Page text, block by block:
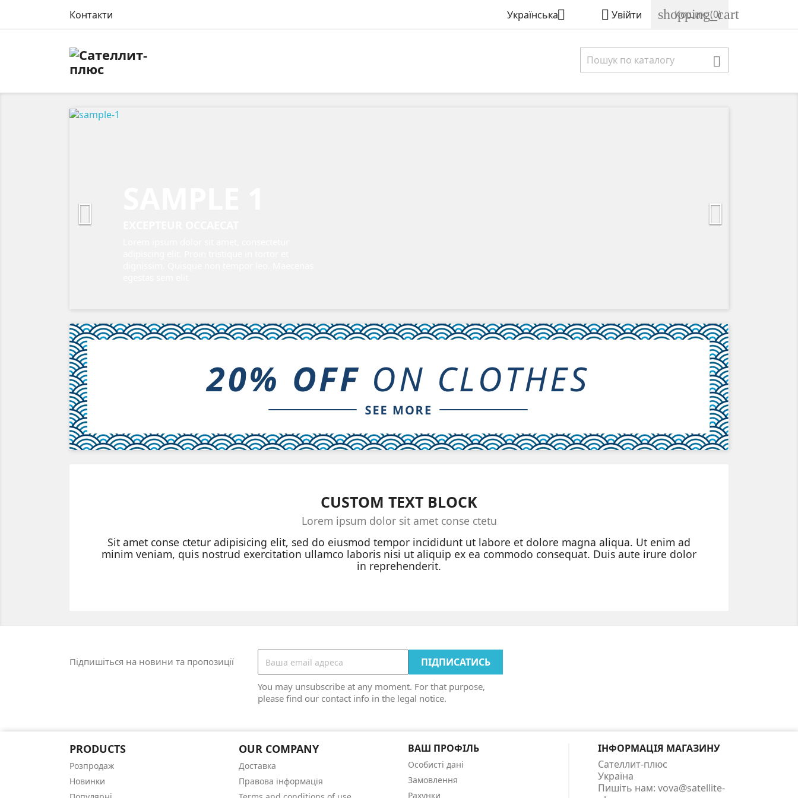
Контакти Українська  Увійти shopping_cart
Кошик:(0)

 
CUSTOM TEXT BLOCK
Lorem ipsum dolor sit amet conse ctetu
Sit amet conse ctetur adipisicing elit, sed do eiusmod tempor incididunt ut labore et dolore magna aliqua. Ut enim ad
minim veniam, quis nostrud exercitation ullamco laboris nisi ut aliquip ex ea commodo consequat. Duis aute irure dolor
in reprehenderit.
Підпишіться на новини та пропозиції
You may unsubscribe at any moment. For that purpose,
please find our contact info in the legal notice.
PRODUCTS
Розпродаж
Новинки
OUR COMPANY
Доставка
Правова інформація
ВАШ ПРОФІЛЬ
Особисті дані
Замовлення
Рахунки
ІНФОРМАЦІЯ МАГАЗИНУ
Сателлит-плюс
Україна
Пишіть нам: vova@satellite-